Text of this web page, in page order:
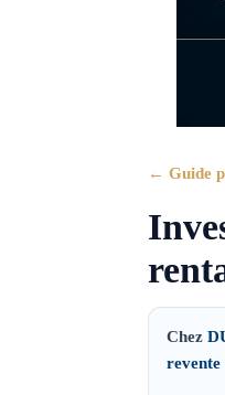
← Guide
Chez
revente